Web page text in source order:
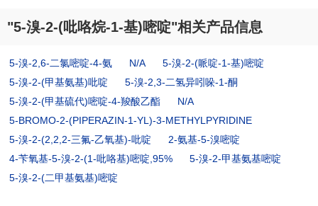
"5-溴-2-(吡咯烷-1-基)嘧啶"相关产品信息
5-溴-2,6-二氯嘧啶-4-氨 N/A
5-溴-2-(哌啶-1-基)嘧啶
5-溴-2-(甲基氨基)吡啶
5-溴-2,3-二氢异吲哚-1-酮
5-溴-2-(甲基硫代)嘧啶-4-羧酸乙酯
N/A
5-BROMO-2-(PIPERAZIN-1-YL)-3-METHYLPYRIDINE
5-溴-2-(2,2,2-三氟-乙氧基)-吡啶
2-氨基-5-溴嘧啶
4-苄氧基-5-溴-2-(1-吡咯基)嘧啶,95%
5-溴-2-甲基氨基嘧啶
5-溴-2-(二甲基氨基)嘧啶